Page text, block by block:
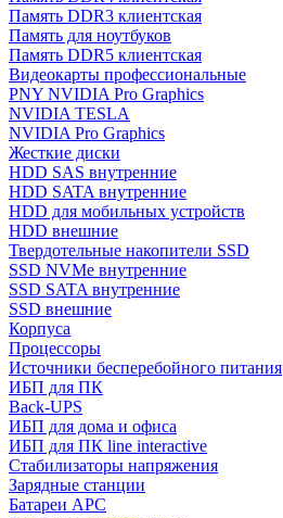
Память DDR3 клиентская
Память для ноутбуков
Память DDR5 клиентская
Видеокарты профессиональные
PNY NVIDIA Pro Graphics
NVIDIA TESLA
NVIDIA Pro Graphics
Жесткие диски
HDD SAS внутренние
HDD SATA внутренние
HDD для мобильных устройств
HDD внешние
Твердотельные накопители SSD
SSD NVMe внутренние
SSD SATA внутренние
SSD внешние
Корпуса
Процессоры
Источники бесперебойного питания
ИБП для ПК
Back-UPS
ИБП для дома и офиса
ИБП для ПК linе interactive
Стабилизаторы напряжения
Зарядные станции
Батареи APC